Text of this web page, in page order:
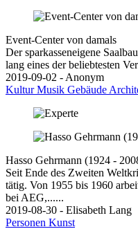
Event-Center von damals
Der sparkasseneigene
lang eines der beliebtesten
2019-09-02 - Anonym
KulturMusik Gebäude
Hasso Gehrmann (1924 -
Seit Ende des Zweiten
tätig. Von 1955 bis 1960
bei AEG,......
2019-08-30 - Elisabeth Lang
Personen Kunst